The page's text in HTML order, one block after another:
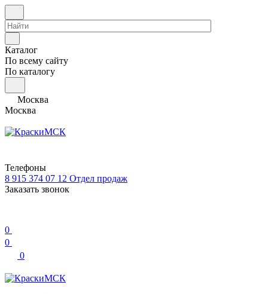
Каталог
По всему сайту
По каталогу
Москва
Москва
Телефоны
8 915 374 07 12 Отдел продаж
Заказать звонок
0
0
0